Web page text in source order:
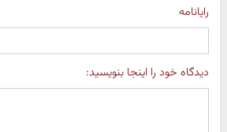
رایانامه
دیدگاه خود را اینجا بنویسید: